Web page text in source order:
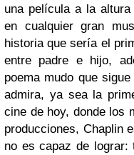
una película a la
en cualquier gran
historia que sería el
entre padre e hijo,
poema mudo que
admira, ya sea la
cine de hoy, donde los
producciones, Chaplin
no es capaz de lograr: